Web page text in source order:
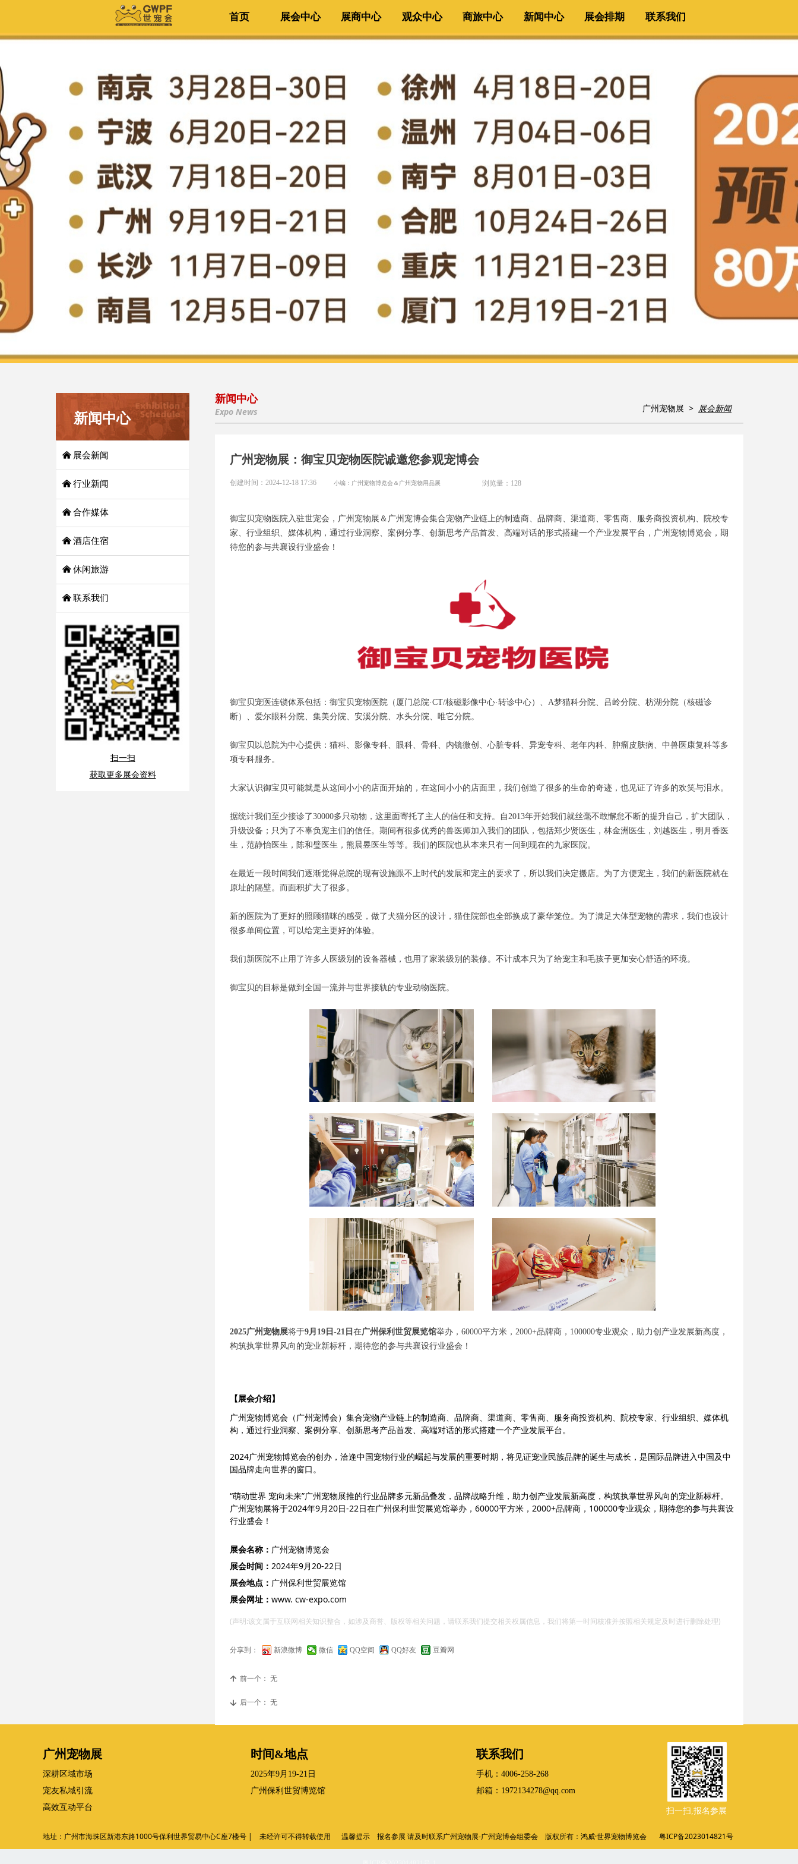
首页
首页
展会中心
展会中心
展商中心
展商中心
观众中心
观众中心
商旅中心
商旅中心
新闻中心
新闻中心
展会排期
展会排期
联系我们
联系我们
新闻中心
낀 展会新闻
낀 行业新闻
낀 合作媒体
낀 酒店住宿
낀 休闲旅游
낀 联系我们
扫一扫
获取更多展会资料
新闻中心
Expo News 广州宠物展 > 展会新闻
广州宠物展：御宝贝宠物医院诚邀您参观宠博会
创建时间： 2024-12-18 17:36 小编：广州宠物博览会＆广州宠物用品展 浏览量： 128
御宝贝宠物医院入驻世宠会，广州宠物展＆广州宠博会集合宠物产业链上的制造商、品牌商、渠道商、零售商、服务商投资机构、院校专
家、行业组织、媒体机构，通过行业洞察、案例分享、创新思考产品首发、高端对话的形式搭建一个产业发展平台，广州宠物博览会，期
待您的参与共襄设行业盛会！
御宝贝宠医连锁体系包括：御宝贝宠物医院（厦门总院·CT/核磁影像中心·转诊中心）、A梦猫科分院、吕岭分院、枋湖分院（核磁诊
断）、爱尔眼科分院、集美分院、安溪分院、水头分院、唯它分院。
御宝贝以总院为中心提供：猫科、影像专科、眼科、骨科、内镜微创、心脏专科、异宠专科、老年内科、肿瘤皮肤病、中兽医康复科等多
项专科服务。
大家认识御宝贝可能就是从这间小小的店面开始的，在这间小小的店面里，我们创造了很多的生命的奇迹，也见证了许多的欢笑与泪水。
据统计我们至少接诊了30000多只动物，这里面寄托了主人的信任和支持。自2013年开始我们就丝毫不敢懈怠不断的提升自己，扩大团队，
升级设备；只为了不辜负宠主们的信任。期间有很多优秀的兽医师加入我们的团队，包括郑少贤医生，林金洲医生，刘越医生，明月香医
生，范静怡医生，陈和璧医生，熊晨昱医生等等。我们的医院也从本来只有一间到现在的九家医院。
在最近一段时间我们逐渐觉得总院的现有设施跟不上时代的发展和宠主的要求了，所以我们决定搬店。为了方便宠主，我们的新医院就在
原址的隔壁。而面积扩大了很多。
新的医院为了更好的照顾猫咪的感受，做了犬猫分区的设计，猫住院部也全部换成了豪华笼位。为了满足大体型宠物的需求，我们也设计
很多单间位置，可以给宠主更好的体验。
我们新医院不止用了许多人医级别的设备器械，也用了家装级别的装修。不计成本只为了给宠主和毛孩子更加安心舒适的环境。
御宝贝的目标是做到全国一流并与世界接轨的专业动物医院。
2025广州宠物展将于9月19日-21日 在广州保利世贸展览馆举办，60000平方米，2000+品牌商，100000专业观众，助力创产业发展新高度，
构筑执掌世界风向的宠业新标杆，期待您的参与共襄设行业盛会！
【展会介绍】
广州宠物博览会（广州宠博会）集合宠物产业链上的制造商、品牌商、渠道商、零售商、服务商投资机构、院校专家、行业组织、媒体机
构，通过行业洞察、案例分享、创新思考产品首发、高端对话的形式搭建一个产业发展平台。
2024广州宠物博览会的创办，洽逢中国宠物行业的崛起与发展的重要时期，将见证宠业民族品牌的诞生与成长，是国际品牌进入中国及中
国品牌走向世界的窗口。
“萌动世界 宠向未来”广州宠物展推的行业品牌多元新品叠发，品牌战略升维，助力创产业发展新高度，构筑执掌世界风向的宠业新标杆。
广州宠物展将于2024年9月20日-22日在广州保利世贸展览馆举办，60000平方米，2000+品牌商，100000专业观众，期待您的参与共襄设
行业盛会！
展会名称： 广州宠物博览会
展会时间： 2024年9月20-22日
展会地点： 广州保利世贸展览馆
展会网址： www. cw-expo.com
(声明:该文属于互联网相关知识整合，如涉及商誉、版权等相关问题，请联系我们提交相关权属信息，我们将第一时间核准并按照相关规定及时进行删除处理)
分享到： 新浪微博 微信 QQ空间 QQ好友 豆瓣网
녕 前一个： 无
녓 后一个： 无
广州宠物展
深耕区域市场
宠友私域引流
高效互动平台
时间&地点
2025年9月19-21日
广州保利世贸博览馆
联系我们
手机：4006-258-268
邮箱：1972134278@qq.com
扫一扫,报名参展
地址：广州市海珠区新港东路1000号保利世界贸易中心C座7楼号 | 未经许可不得转载使用 温馨提示 报名参展 请及时联系广州宠物展-广州宠博会组委会 版权所有：鸿威·世界宠物博览会 粤ICP备2023014821号